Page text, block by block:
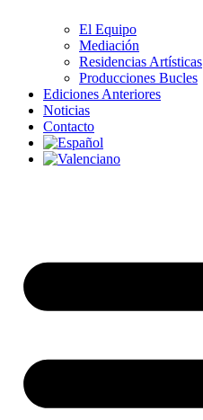
El Equipo
Mediación
Residencias Artísticas
Producciones Bucles
Ediciones Anteriores
Noticias
Contacto